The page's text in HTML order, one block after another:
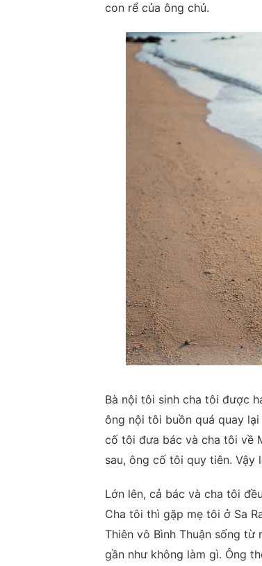
con rể của ông chủ.
Bà nội tôi sinh cha tôi được
ông nội tôi buồn quá quay
cố tôi đưa bác và cha tôi về
sau, ông cố tôi quy tiên.
Lớn lên, cả bác và cha tôi
Cha tôi thì gặp mẹ tôi ở Sa
Thiên vô Bình Thuận sống
gần như không làm gì. Ông